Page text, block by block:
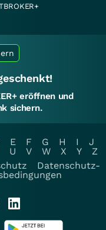
eröffnen und
sichern.
E F G H I
J
U V W X Y
Z
Datenschutz-